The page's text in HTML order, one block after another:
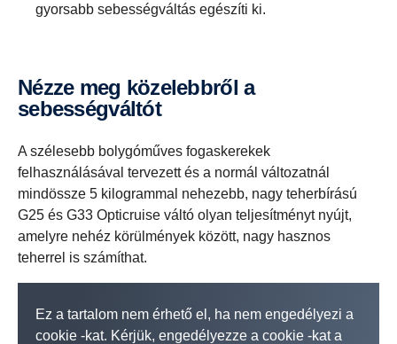
gyorsabb sebességváltás egészíti ki.
Nézze meg közelebbről a
sebességváltót
A szélesebb bolygóműves fogaskerekek
felhasználásával tervezett és a normál változatnál
mindössze 5 kilogrammal nehezebb, nagy teherbírású
G25 és G33 Opticruise váltó olyan teljesítményt nyújt,
amelyre nehéz körülmények között, nagy hasznos
teherrel is számíthat.
Ez a tartalom nem érhető el, ha nem engedélyezi a
cookie -kat. Kérjük, engedélyezze a cookie -kat a